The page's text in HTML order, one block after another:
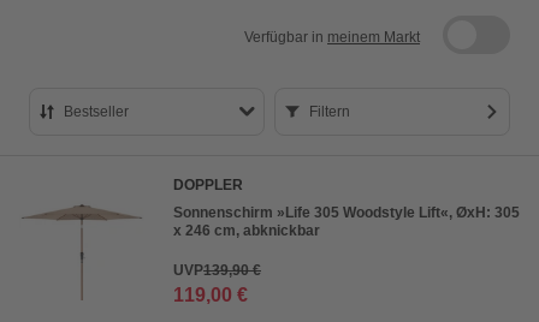
Verfügbar in meinem Markt
Bestseller
Preis aufsteigend
Filtern
DOPPLER
Sonnenschirm »Life 305 Woodstyle Lift«, ØxH: 305
x 246 cm, abknickbar
UVP139,90 €
119,00 €